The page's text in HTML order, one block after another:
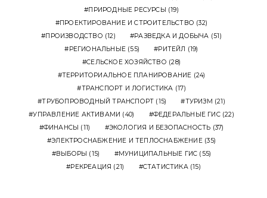
ПРИРОДНЫЕ РЕСУРСЫ (19)
ПРОЕКТИРОВАНИЕ И СТРОИТЕЛЬСТВО (32)
ПРОИЗВОДСТВО (12) РАЗВЕДКА И ДОБЫЧА (51)
РЕГИОНАЛЬНЫЕ (55) РИТЕЙЛ (19)
СЕЛЬСКОЕ ХОЗЯЙСТВО (28)
ТЕРРИТОРИАЛЬНОЕ ПЛАНИРОВАНИЕ (24)
ТРАНСПОРТ И ЛОГИСТИКА (17)
ТРУБОПРОВОДНЫЙ ТРАНСПОРТ (15) ТУРИЗМ (21)
УПРАВЛЕНИЕ АКТИВАМИ (40) ФЕДЕРАЛЬНЫЕ ГИС(22)
ФИНАНСЫ (11) ЭКОЛОГИЯ И БЕЗОПАСНОСТЬ (37)
ЭЛЕКТРОСНАБЖЕНИЕ И ТЕПЛОСНАБЖЕНИЕ(35)
ВЫБОРЫ (15) МУНИЦИПАЛЬНЫЕ ГИС (55)
РЕКРЕАЦИЯ (21) СТАТИСТИКА(15)